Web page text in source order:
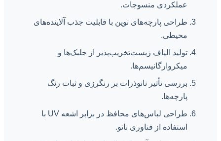
عملکردی منسوجات.
طراحی پارچه‌های نوین با قابلیت جذب آلاینده‌های
محیطی.
تولید الیاف زیست‌تخریب‌پذیر از جلبک‌ها و
میکروارگانیسم‌ها.
بررسی تأثیر نانوذرات بر رنگرزی و ثبات رنگ
پارچه‌ها.
طراحی لباس‌های محافظ در برابر اشعه UV با
استفاده از فناوری نانو.